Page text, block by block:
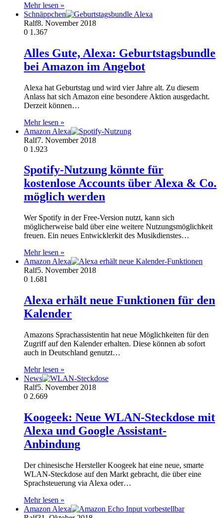
Mehr lesen »
Schnäppchen
Ralf8. November 2018
0 1.367
Alles Gute, Alexa: Geburtstagsbundle
bei Amazon im Angebot
Alexa hat Geburtstag und wird vier Jahre alt. Zu diesem
Anlass hat sich Amazon eine besondere Aktion ausgedacht.
Derzeit können…
Mehr lesen »
Amazon Alexa
Ralf7. November 2018
0 1.923
Spotify-Nutzung könnte für
kostenlose Accounts über Alexa & Co.
möglich werden
Wer Spotify in der Free-Version nutzt, kann sich
möglicherweise bald über eine weitere Nutzungsmöglichkeit
freuen. Ein neues Entwicklerkit des Musikdienstes…
Mehr lesen »
Amazon Alexa
Ralf5. November 2018
0 1.681
Alexa erhält neue Funktionen für den
Kalender
Amazons Sprachassistentin hat neue Möglichkeiten für den
Zugriff auf den Kalender erhalten. Diese können ab sofort
auch in Deutschland genutzt…
Mehr lesen »
News
Ralf5. November 2018
0 2.669
Koogeek: Neue WLAN-Steckdose mit
Alexa und Google Assistant-
Anbindung
Der chinesische Hersteller Koogeek hat eine neue, smarte
WLAN-Steckdose auf den Markt gebracht, die über eine
Sprachsteuerung via Alexa oder…
Mehr lesen »
Amazon Alexa